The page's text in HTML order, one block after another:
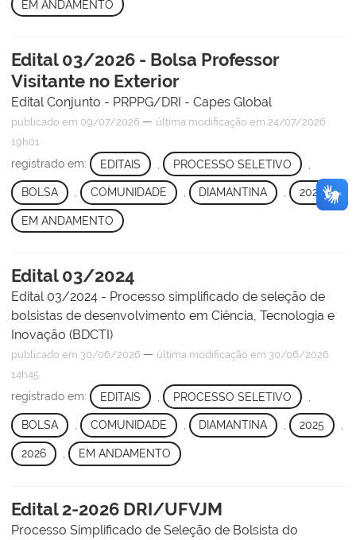
EM ANDAMENTO
Edital 03/2026 - Bolsa Professor
Visitante no Exterior
Edital Conjunto - PRPPG/DRI - Capes Global
publicado em 09/07/2026 — última modificação em 24/07/2026
19h01
registrado em: EDITAIS PROCESSO SELETIVO
BOLSA , COMUNIDADE , DIAMANTINA , 2026 ,
EM ANDAMENTO
Edital 03/2024
Edital 03/2024 - Processo simplificado de seleção de
bolsistas de desenvolvimento em Ciência, Tecnologia e
Inovação (BDCTI)
publicado em 30/06/2026 — última modificação em 30/06/2026
14h45
registrado em: EDITAIS PROCESSO SELETIVO
BOLSA , COMUNIDADE , DIAMANTINA , 2025 ,
2026 EM ANDAMENTO
Edital 2-2026 DRI/UFVJM
Processo Simplificado de Seleção de Bolsista do